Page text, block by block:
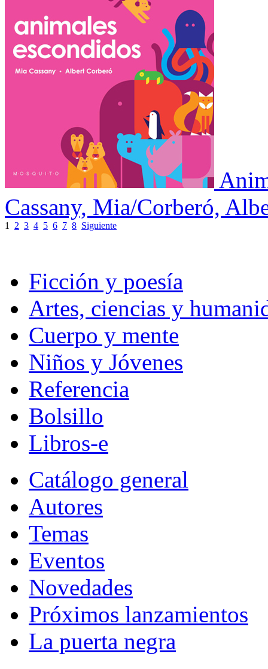
Cassany, Mia/Corberó,
1 2 3 4 5 6 7 8 Siguiente
Ficción y poesía
Artes, ciencias y
Cuerpo y mente
Niños y Jóvenes
Referencia
Bolsillo
Libros-e
Catálogo general
Autores
Temas
Eventos
Novedades
Próximos lanzamientos
La puerta negra